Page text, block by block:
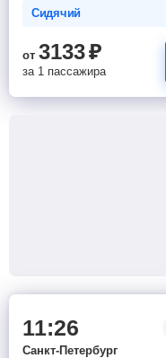
Сидячий
от 3133₽
за 1 пассажира
11:26
Санкт-Петербург